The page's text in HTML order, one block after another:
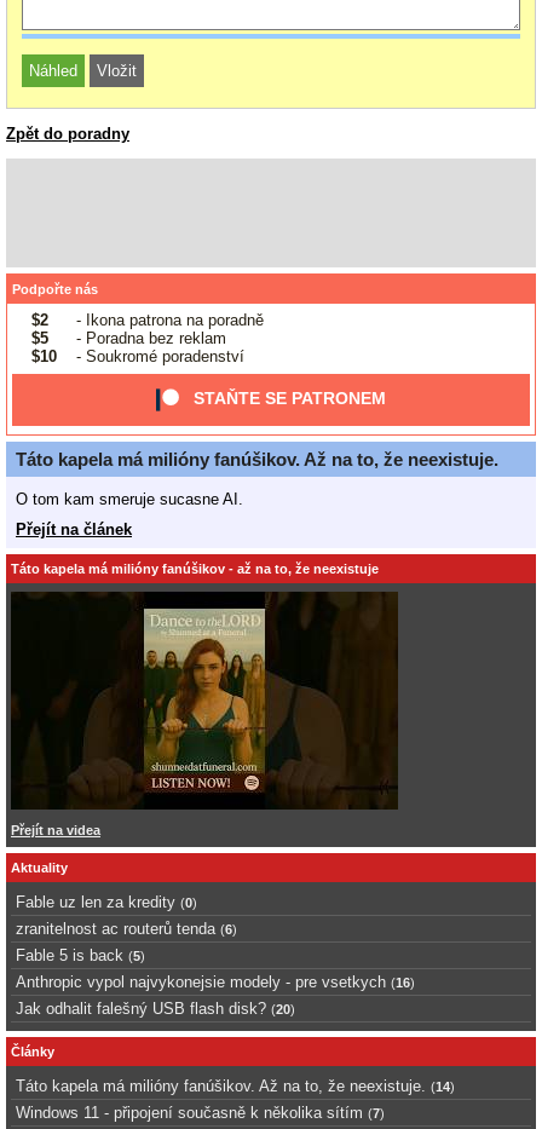
Zpět do poradny
Podpořte nás
$2
- Ikona patrona na poradně
$5
- Poradna bez reklam
$10
- Soukromé poradenství
STAŇTE SE PATRONEM
Táto kapela má milióny fanúšikov. Až na to, že neexistuje.
O tom kam smeruje sucasne AI.
Přejít na článek
Táto kapela má milióny fanúšikov - až na to, že neexistuje
Přejít na videa
Aktuality
Fable uz len za kredity (0)
zranitelnost ac routerů tenda (6)
Fable 5 is back (5)
Anthropic vypol najvykonejsie modely - pre vsetkych (16)
Jak odhalit falešný USB flash disk? (20)
Články
Táto kapela má milióny fanúšikov. Až na to, že neexistuje. (14)
Windows 11 - připojení současně k několika sítím (7)